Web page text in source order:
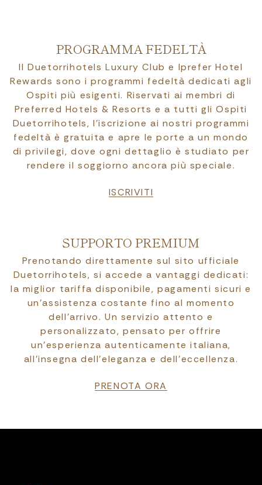
PROGRAMMA FEDELTÀ
Il Duetorrihotels Luxury Club e Iprefer Hotel
Rewards sono i programmi fedeltà dedicati agli
Ospiti più esigenti. Riservati ai membri di
Preferred Hotels & Resorts e a tutti gli Ospiti
Duetorrihotels, l’iscrizione ai nostri programmi
fedeltà è gratuita e apre le porte a un mondo
di privilegi, dove ogni dettaglio è studiato per
rendere il soggiorno ancora più speciale.
ISCRIVITI
SUPPORTO PREMIUM
Prenotando direttamente sul sito ufficiale
Duetorrihotels, si accede a vantaggi dedicati:
la miglior tariffa disponibile, pagamenti sicuri e
un’assistenza costante fino al momento
dell’arrivo. Un servizio attento e
personalizzato, pensato per offrire
un’esperienza autenticamente italiana,
all’insegna dell’eleganza e dell’eccellenza.
PRENOTA ORA